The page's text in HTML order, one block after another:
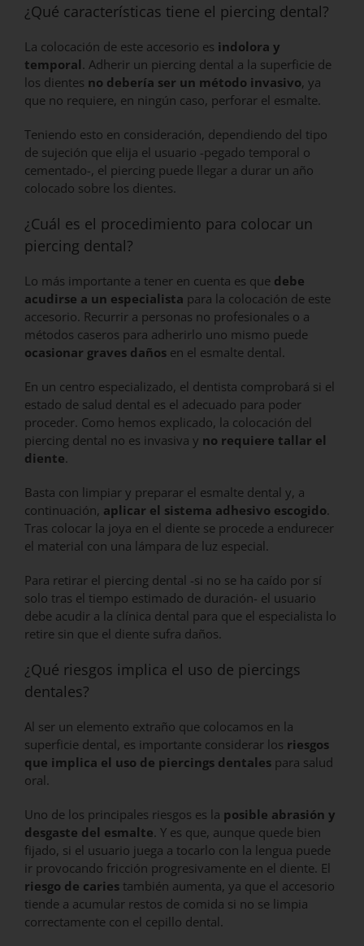
¿Qué características tiene el piercing dental?
La colocación de este accesorio es indolora y
temporal. Adherir un piercing dental a la superficie de
los dientes no debería ser un método invasivo, ya
que no requiere, en ningún caso, perforar el esmalte.
Teniendo esto en consideración, dependiendo del tipo
de sujeción que elija el usuario -pegado temporal o
cementado-, el piercing puede llegar a durar un año
colocado sobre los dientes.
¿Cuál es el procedimiento para colocar un
piercing dental?
Lo más importante a tener en cuenta es que debe
acudirse a un especialista para la colocación de este
accesorio. Recurrir a personas no profesionales o a
métodos caseros para adherirlo uno mismo puede
ocasionar graves daños en el esmalte dental.
En un centro especializado, el dentista comprobará si el
estado de salud dental es el adecuado para poder
proceder. Como hemos explicado, la colocación del
piercing dental no es invasiva y no requiere tallar el
diente.
Basta con limpiar y preparar el esmalte dental y, a
continuación, aplicar el sistema adhesivo escogido.
Tras colocar la joya en el diente se procede a endurecer
el material con una lámpara de luz especial.
Para retirar el piercing dental -si no se ha caído por sí
solo tras el tiempo estimado de duración- el usuario
debe acudir a la clínica dental para que el especialista lo
retire sin que el diente sufra daños.
¿Qué riesgos implica el uso de piercings
dentales?
Al ser un elemento extraño que colocamos en la
superficie dental, es importante considerar los riesgos
que implica el uso de piercings dentales para salud
oral.
Uno de los principales riesgos es la posible abrasión y
desgaste del esmalte. Y es que, aunque quede bien
fijado, si el usuario juega a tocarlo con la lengua puede
ir provocando fricción progresivamente en el diente. El
riesgo de caries también aumenta, ya que el accesorio
tiende a acumular restos de comida si no se limpia
correctamente con el cepillo dental.